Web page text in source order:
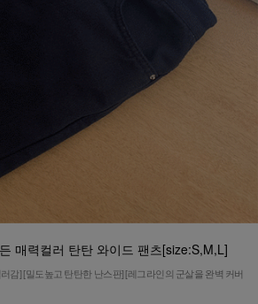
매력컬러 탄탄 와이드 팬츠[size:S,M,L]
감] [밀도높고 탄탄한 난스판] [레그라인의 군살을 완벽 커버